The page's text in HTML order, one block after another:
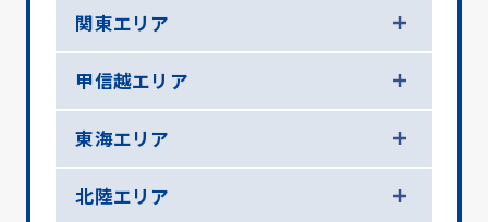
関東エリア
甲信越エリア
東海エリア
北陸エリア